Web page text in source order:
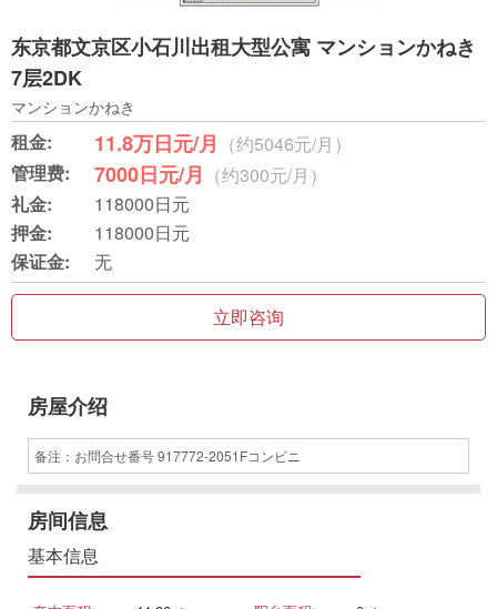
东京都文京区小石川出租大型公寓 マンションかねき
7层2DK
マンションかねき
租金: 11.8万日元/月 （约5046元/月）
管理费:
7000日元/月 （约300元/月）
礼金:
118000日元
押金:
118000日元
保证金:
无
立即咨询
房屋介绍
备注：お問合せ番号 917772-2051Fコンビニ
房间信息
基本信息